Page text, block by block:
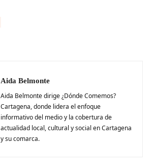
Aida Belmonte
Aida Belmonte dirige ¿Dónde Comemos?
Cartagena, donde lidera el enfoque
informativo del medio y la cobertura de
actualidad local, cultural y social en Cartagena
y su comarca.